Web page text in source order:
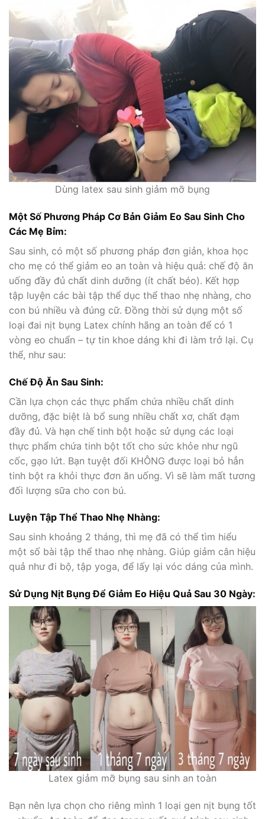
Dùng latex sau sinh giảm mỡ bụng
Một Số Phương Pháp Cơ Bản Giảm Eo Sau Sinh Cho
Các Mẹ Bỉm:
Sau sinh, có một số phương pháp đơn giản, khoa học
cho mẹ có thể giảm eo an toàn và hiệu quả: chế độ ăn
uống đầy đủ chất dinh dưỡng (ít chất béo). Kết hợp
tập luyện các bài tập thể dục thể thao nhẹ nhàng, cho
con bú nhiều và đúng cữ. Đồng thời sử dụng một số
loại đai nịt bụng Latex chính hãng an toàn để có 1
vòng eo chuẩn – tự tin khoe dáng khi đi làm trở lại. Cụ
thể, như sau:
Chế Độ Ăn Sau Sinh:
Cần lựa chọn các thực phẩm chứa nhiều chất dinh
dưỡng, đặc biệt là bổ sung nhiều chất xơ, chất đạm
đầy đủ. Và hạn chế tinh bột hoặc sử dụng các loại
thực phẩm chứa tinh bột tốt cho sức khỏe như ngũ
cốc, gạo lứt. Bạn tuyệt đối KHÔNG được loại bỏ hẳn
tinh bột ra khỏi thực đơn ăn uống. Vì sẽ làm mất tương
đối lượng sữa cho con bú.
Luyện Tập Thể Thao Nhẹ Nhàng:
Sau sinh khoảng 2 tháng, thì mẹ đã có thể tìm hiểu
một số bài tập thể thao nhẹ nhàng. Giúp giảm cân hiệu
quả như đi bộ, tập yoga, để lấy lại vóc dáng của mình.
Sử Dụng Nịt Bụng Để Giảm Eo Hiệu Quả Sau 30 Ngày:
Latex giảm mỡ bụng sau sinh an toàn
Bạn nên lựa chọn cho riêng mình 1 loại gen nịt bụng tốt